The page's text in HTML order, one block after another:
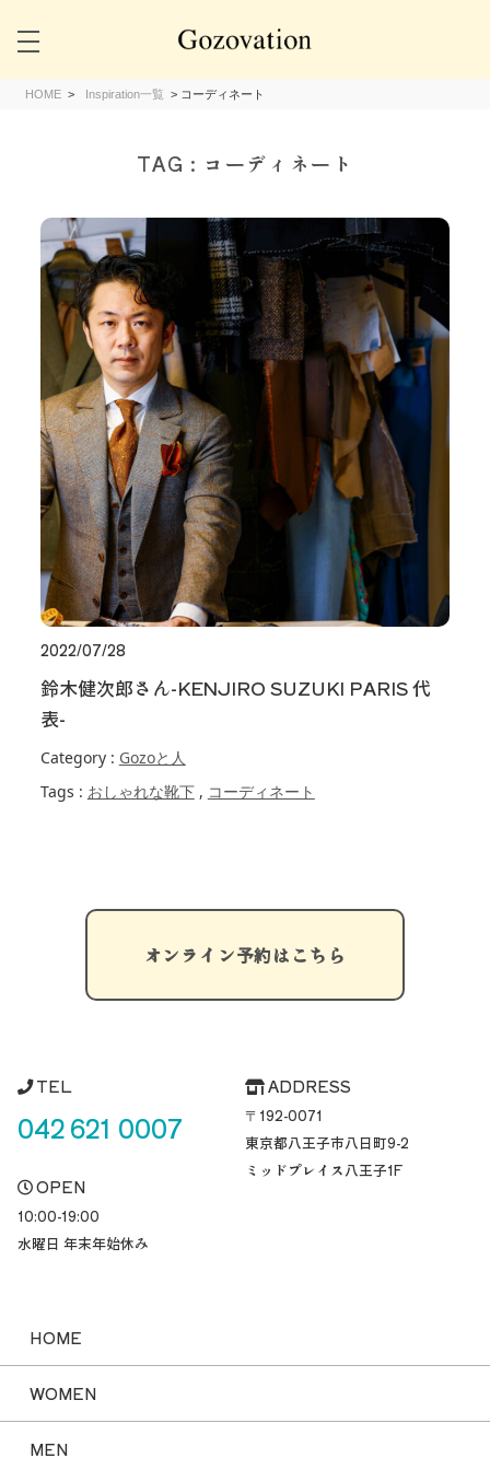
HOME > Inspiration一覧 > コーディネート
TAG : コーディネート
2022/07/28
鈴木健次郎さん-KENJIRO SUZUKI PARIS 代
表-
Category : Gozoと人
Tags : おしゃれな靴下, コーディネート
オンライン予約はこちら
TEL
042 621 0007
OPEN
10:00-19:00
水曜日 年末年始休み
ADDRESS
〒192-0071
東京都八王子市八日町9-2
ミッドプレイス八王子1F
HOME
WOMEN
MEN